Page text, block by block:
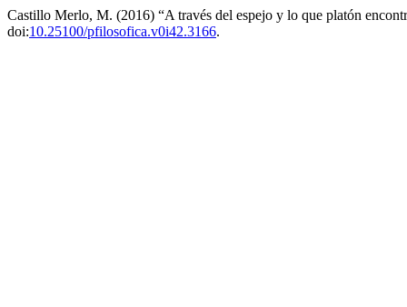
Castillo Merlo, M. (2016) “A través del espejo y lo que platón
doi:10.25100/pfilosofica.v0i42.3166.